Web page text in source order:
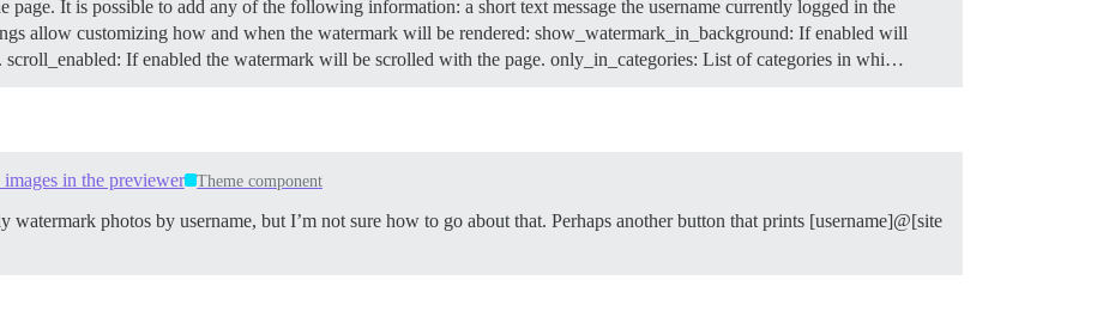
page. It is possible to add any of the following information: a short text message the username currently logged in the
allow customizing how and when the watermark will be rendered: show_watermark_in_background: If enabled will
scroll_enabled: If enabled the watermark will be scrolled with the page. only_in_categories: List of categories in whi…
in the previewer Theme component
watermark photos by username, but I’m not sure how to go about that. Perhaps another button that prints [username]@[site